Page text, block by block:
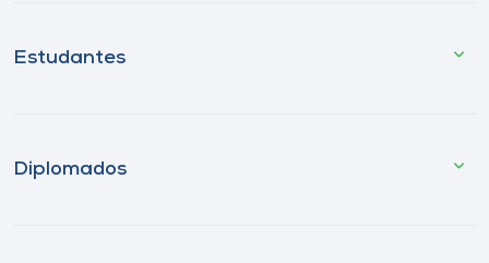
Estudantes
Diplomados